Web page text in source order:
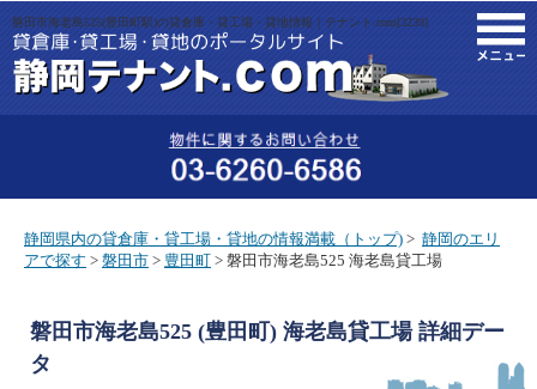
磐田市海老島525(豊田町駅)の貸倉庫・貸工場・貸地情報｜テナント.com[3239]
静岡県内の貸倉庫・貸工場・貸地の情報満載（トップ) > 静岡のエリ
アで探す > 磐田市 > 豊田町 > 磐田市海老島525 海老島貸工場
磐田市海老島525 (豊田町) 海老島貸工場詳細デー
タ